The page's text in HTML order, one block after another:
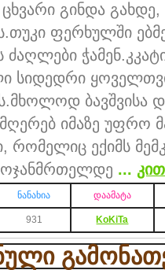
გინდა გახდე,
თუკი ფერხულში
ჭამენ.კ
სიდედრი
მხოლოდ ბავშვისა
იმაზე უფრო
რომელიც ექიმს
...
ნანახია დაამატა
931 KoKiTa